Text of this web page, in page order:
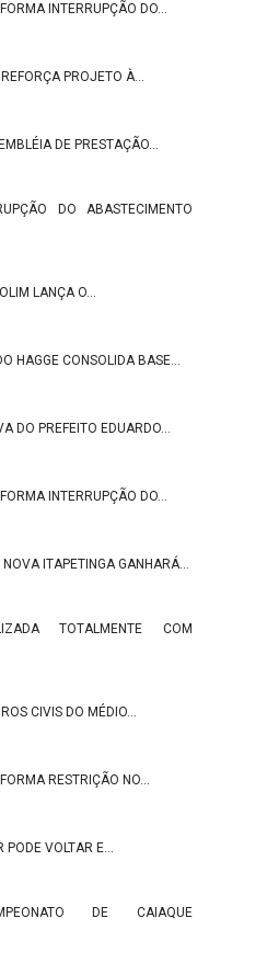
INTERRUPÇÃO DO…
PROJETO À…
DE PRESTAÇÃO…
DO ABASTECIMENTO
LANÇA O…
HAGGE CONSOLIDA BASE…
DO PREFEITO EDUARDO…
INTERRUPÇÃO DO…
NOVA ITAPETINGA GANHARÁ…
TOTALMENTE COM
CIVIS DO MÉDIO…
RESTRIÇÃO NO…
PODE VOLTAR E…
DE CAIAQUE